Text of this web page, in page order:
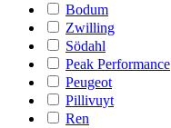
Bodum
Zwilling
Södahl
Peak Performance
Peugeot
Pillivuyt
Ren